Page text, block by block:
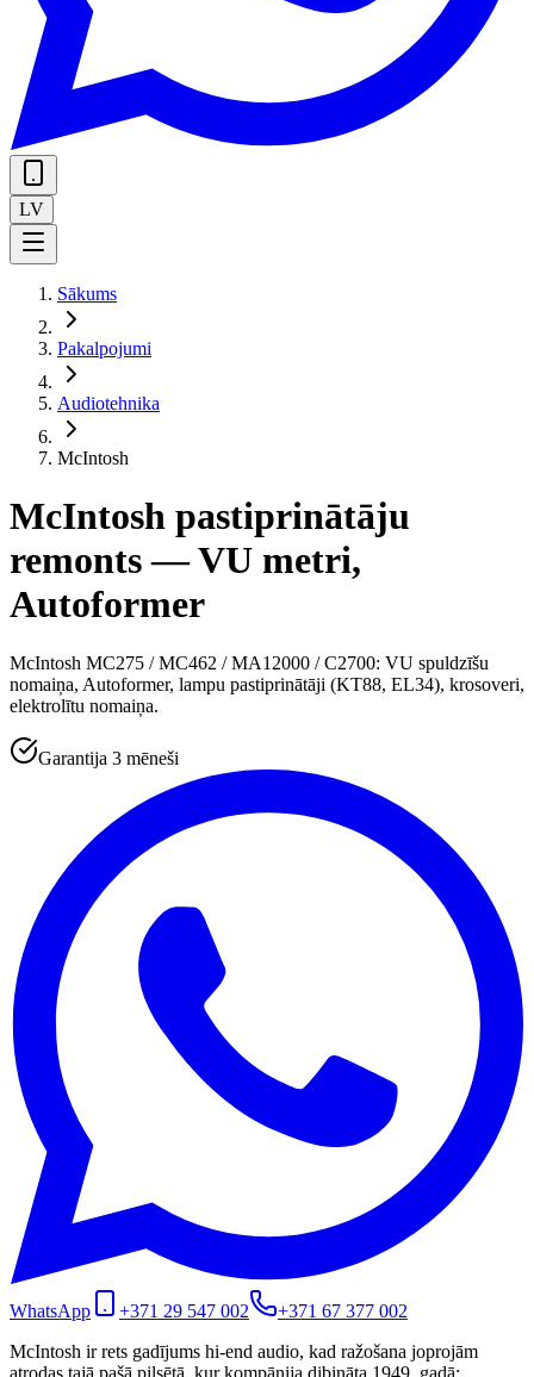
LV
Sākums
Pakalpojumi
Audiotehnika
McIntosh
McIntosh pastiprinātāju
remonts — VU metri,
Autoformer
McIntosh MC275 / MC462 / MA12000 / C2700: VU spuldzīšu
nomaiņa, Autoformer, lampu pastiprinātāji (KT88, EL34), krosoveri,
elektrolītu nomaiņa.
Garantija 3 mēneši
WhatsApp +371 29 547 002
+371 67 377 002
McIntosh ir rets gadījums hi-end audio, kad ražošana joprojām
atrodas tajā pašā pilsētā, kur kompānija dibināta 1949. gadā: